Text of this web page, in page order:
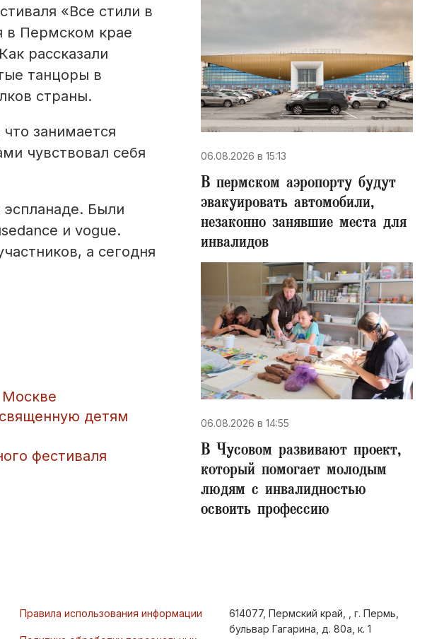
«Все стили в
в Пермском крае
рассказали
танцоры в
страны.
занимается
чувствовал себя
Были
и vogue.
а сегодня
Москве
детям
фестиваля
06.08.2026 в 15:13
В пермском аэропорту будут
эвакуировать автомобили,
незаконно занявшие места для
инвалидов
06.08.2026 в 14:55
В Чусовом развивают проект,
который помогает молодым
людям с инвалидностью
освоить профессию
Правила использования информации
614077, Пермский край, , г. Пермь,
бульвар Гагарина, д. 80а, к. 1